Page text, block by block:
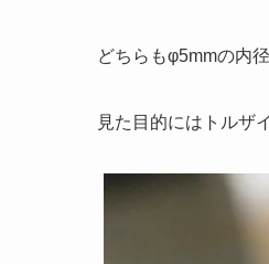
どちらもφ5mmの内径
見た目的にはトルザ